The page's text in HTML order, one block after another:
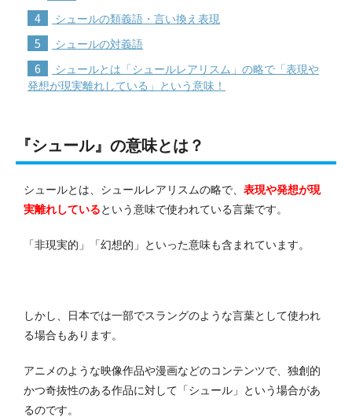
4 シュールの類義語・言い換え表現
5 シュールの対義語
6
シュールとは「シュールレアリスム」の略で「表現や
発想が現実離れしている」という意味！
『シュール』の意味とは？
シュールとは、シュールレアリスムの略で、 表現や発想が現
実離れしているという意味で使われている言葉です。
「非現実的」「幻想的」といった意味も含まれています。
しかし、日本では一部でスラングのような言葉として使われ
る場合もあります。
アニメのような映像作品や漫画などのコンテンツで、独創的
かつ奇抜性のある作品に対して「シュール」という場合があ
るのです。